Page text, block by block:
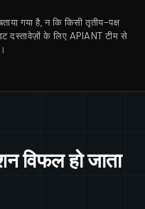
गया है, न कि किसी तृतीय-पक्ष
दस्तावेज़ों के लिए APIANT टीम से
विफल हो जाता